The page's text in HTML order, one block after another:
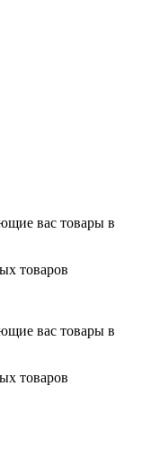
вас товары в
товаров
вас товары в
товаров